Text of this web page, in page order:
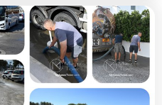
Resilience: Πώς